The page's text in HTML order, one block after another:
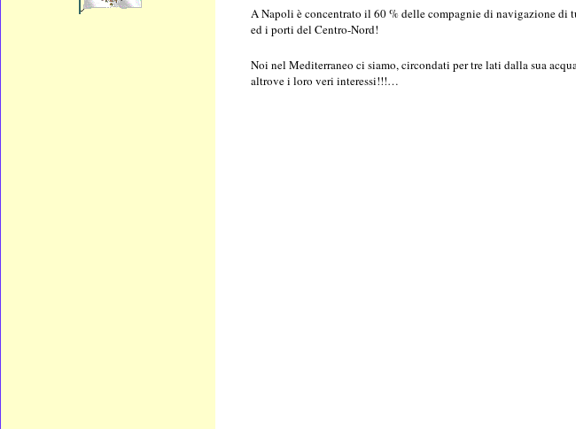
A Napoli è concentrato il 60 % delle compagnie di navigazione
ed i porti del Centro-Nord!
Noi nel Mediterraneo ci siamo, circondati per tre lati dalla sua
altrove i loro veri interessi!!!…